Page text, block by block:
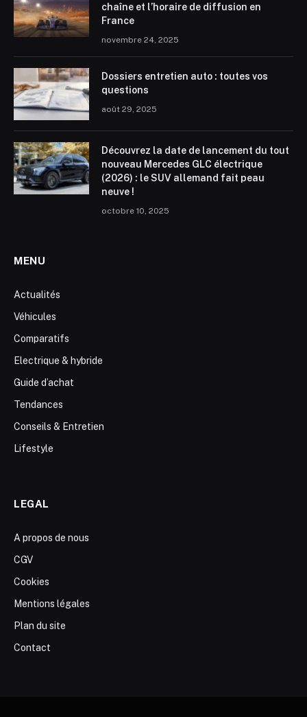
chaîne et l’horaire de diffusion en
France
novembre 24, 2025
Dossiers entretien auto : toutes vos
questions
août 29, 2025
Découvrez la date de lancement du tout
nouveau Mercedes GLC électrique
(2026) : le SUV allemand fait peau
neuve !
octobre 10, 2025
MENU
Actualités
Véhicules
Comparatifs
Electrique & hybride
Guide d’achat
Tendances
Conseils & Entretien
Lifestyle
LEGAL
A propos de nous
CGV
Cookies
Mentions légales
Plan du site
Contact